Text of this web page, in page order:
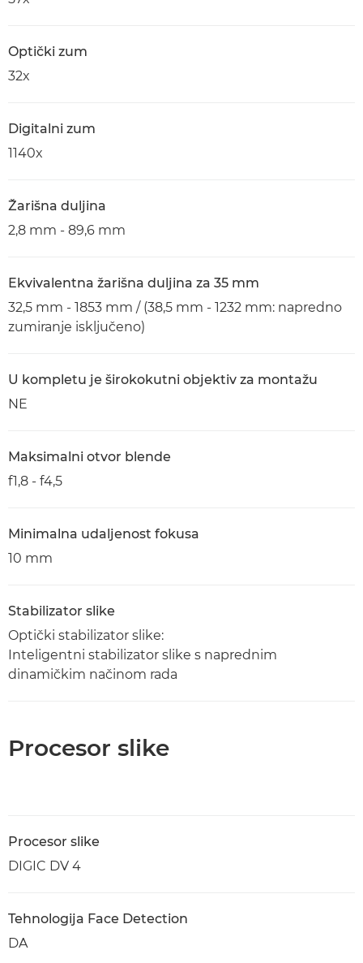
Optički zum
32x
Digitalni zum
1140x
Žarišna duljina
2,8 mm - 89,6 mm
Ekvivalentna žarišna duljina za 35 mm
32,5 mm - 1853 mm / (38,5 mm - 1232 mm: napredno
zumiranje isključeno)
U kompletu je širokokutni objektiv za montažu
NE
Maksimalni otvor blende
f1,8 - f4,5
Minimalna udaljenost fokusa
10 mm
Stabilizator slike
Optički stabilizator slike:
Inteligentni stabilizator slike s naprednim
dinamičkim načinom rada
Procesor slike
Procesor slike
DIGIC DV 4
Tehnologija Face Detection
DA